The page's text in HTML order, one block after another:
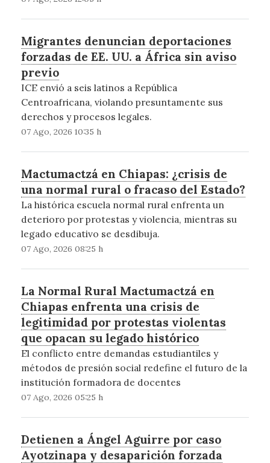
Migrantes denuncian deportaciones
forzadas de EE. UU. a África sin aviso
previo
ICE envió a seis latinos a República
Centroafricana, violando presuntamente sus
derechos y procesos legales.
07 Ago, 2026 10:35 h
Mactumactzá en Chiapas: ¿crisis de
una normal rural o fracaso del Estado?
La histórica escuela normal rural enfrenta un
deterioro por protestas y violencia, mientras su
legado educativo se desdibuja.
07 Ago, 2026 08:25 h
La Normal Rural Mactumactzá en
Chiapas enfrenta una crisis de
legitimidad por protestas violentas
que opacan su legado histórico
El conflicto entre demandas estudiantiles y
métodos de presión social redefine el futuro de la
institución formadora de docentes
07 Ago, 2026 05:25 h
Detienen a Ángel Aguirre por caso
Ayotzinapa y desaparición forzada